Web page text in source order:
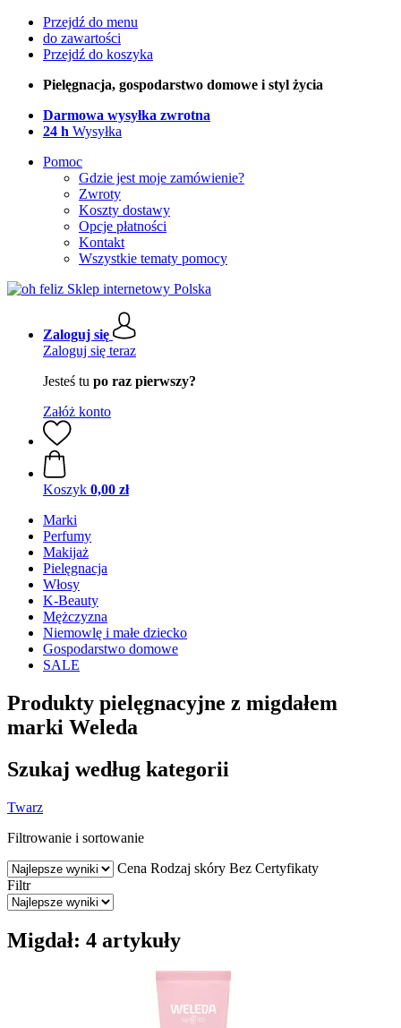
Przejdź do menu
do zawartości
Przejdź do koszyka
Pielęgnacja, gospodarstwo domowe i styl życia
Darmowa wysyłka zwrotna
24 h Wysyłka
Pomoc
Gdzie jest moje zamówienie?
Zwroty
Koszty dostawy
Opcje płatności
Kontakt
Wszystkie tematy pomocy
Zaloguj się
Zaloguj się teraz
Jesteś tu po raz pierwszy?
Załóż konto
Koszyk 0,00 zł
Marki
Perfumy
Makijaż
Pielęgnacja
Włosy
K-Beauty
Mężczyzna
Niemowlę i małe dziecko
Gospodarstwo domowe
SALE
Produkty pielęgnacyjne z migdałem
marki Weleda
Szukaj według kategorii
Twarz
Filtrowanie i sortowanie
Cena Rodzaj skóry Bez Certyfikaty
Filtr
Migdał: 4 artykuły